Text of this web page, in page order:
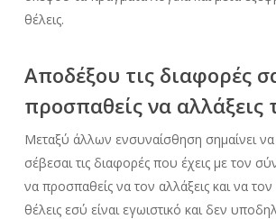
θέλεις.
Αποδέξου τις διαφορές
προσπαθείς να αλλάξεις
Μεταξύ άλλων ενσυναίσθηση σημαίνει να
σέβεσαι τις διαφορές που έχεις με τον
να προσπαθείς να τον αλλάξεις και να τον
θέλεις εσύ είναι εγωιστικό και δεν